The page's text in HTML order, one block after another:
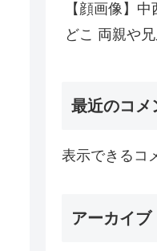
【顔画像】
どこ 両親や
最近のコメ
表示できるコ
アーカイブ